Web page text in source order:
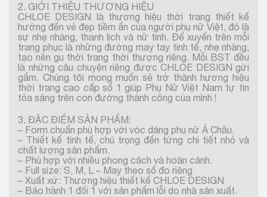
2. GIỚI THIỆU THƯƠNG HIỆU
CHLOE DESIGN là thương hiệu thời trang thiết kế
hướng đến vẻ đẹp tiềm ẩn của người phụ nữ Việt, đó là
sự nhẹ nhàng, thanh lịch và nữ tính. Để xuyến trên mỗi
trang phục là những đường may tay tinh tế, nhẹ nhàng,
tạo nên gu thời trang thời thượng riêng. Mỗi BST đều
là những câu chuyện riêng được CHLOE DESIGN gửi
gắm. Chúng tôi mong muốn sẽ trở thành hương hiệu
thời trang cao cấp số 1 giúp Phụ Nữ Việt Nam tự tin
tỏa sáng trên con đường thành công của mình !
3. ĐẶC ĐIỂM SẢN PHẨM:
– Form chuẩn phù hợp với vóc dáng phụ nữ Á Châu.
– Thiết kế tinh tế, chú trọng đến từng chi tiết nhỏ và
chất lượng sản phẩm.
– Phù hợp với nhiều phong cách và hoàn cảnh.
– Full size: S, M, L – May theo số đo riêng
– Xuất xứ: Thương hiệu thiết kế CHLOE DESIGN
– Bảo hành 1 đổi 1 với sản phẩm lỗi do nhà sản xuất.